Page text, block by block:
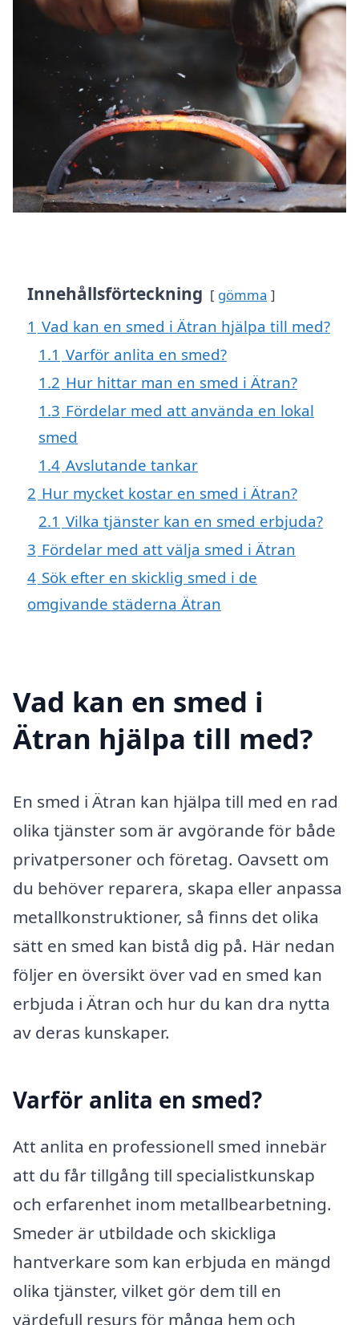
Innehållsförteckning gömma
1 Vad kan en smed i Ätran hjälpa till med?
1.1 Varför anlita en smed?
1.2 Hur hittar man en smed i Ätran?
1.3 Fördelar med att använda en lokal
smed
1.4 Avslutande tankar
2 Hur mycket kostar en smed i Ätran?
2.1 Vilka tjänster kan en smed erbjuda?
3 Fördelar med att välja smed i Ätran
4 Sök efter en skicklig smed i de
omgivande städerna Ätran
Vad kan en smed i
Ätran hjälpa till med?
En smed i Ätran kan hjälpa till med en rad
olika tjänster som är avgörande för både
privatpersoner och företag. Oavsett om
du behöver reparera, skapa eller anpassa
metallkonstruktioner, så finns det olika
sätt en smed kan bistå dig på. Här nedan
följer en översikt över vad en smed kan
erbjuda i Ätran och hur du kan dra nytta
av deras kunskaper.
Varför anlita en smed?
Att anlita en professionell smed innebär
att du får tillgång till specialistkunskap
och erfarenhet inom metallbearbetning.
Smeder är utbildade och skickliga
hantverkare som kan erbjuda en mängd
olika tjänster, vilket gör dem till en
värdefull resurs för många hem och